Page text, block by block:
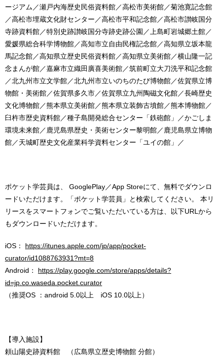
ージアム／瀬戸内海歴史民俗資料館／高松市美術館／菊池寛記念館
／高松市埋蔵文化財センター／高松市平和記念館／高松市讃岐国分
寺跡資料館／特別史跡讃岐国分寺跡史跡公園／上島町岩城郷土館／
愛媛県総合科学博物館／高知市立自由民権記念館／高知県立坂本龍
馬記念館／高知県立歴史民俗資料館／高知県立美術館／横山隆一記
念まんが館／嘉麻市立織田廣喜美術館／筑前町立大刀洗平和記念館
／北九州市立文学館／北九州市立いのちのたび博物館／佐賀県立博
物館・美術館／佐賀県多久市／佐賀県立九州陶磁文化館／長崎歴史
文化博物館／熊本県立美術館／熊本県立装飾古墳館／熊本博物館／
臼杵市歴史資料館／種子島開発総合センター「鉄砲館」／かごしま
環境未来館／鹿児島県歴史・美術センター黎明館／鹿児島県立博物
館／天城町歴史文化産業科学資料センター「ユイの館」／
ポケット学芸員は、 GooglePlay／App Storeにて、無料でダウンロ
ードいただけます。「ポケット学芸員」と検索してください。 本リ
リースをスマートフォンでご覧いただいている方は、以下URLから
もダウンロードいただけます。
iOS： https://itunes.apple.com/jp/app/pocket-
curator/id1088763931?mt=8
Android： https://play.google.com/store/apps/details?
id=jp.co.waseda.pocket.curator
（推奨OS ：android 5.0以上 iOS 10.0以上）
【導入施設】
頼山陽史跡資料館 （広島県立歴史博物館 分館）